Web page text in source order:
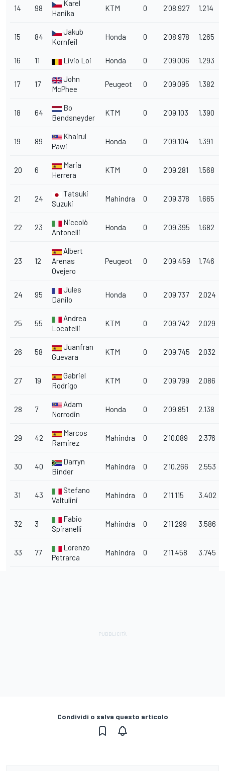
14 98
Karel
Hanika
KTM 0 2'08.927 1.214
15 84
Jakub
Kornfeil
Honda 0 2'08.978 1.265
16 11 Livio Loi Honda 0 2'09.006 1.293
17 17
John
McPhee
Peugeot 0 2'09.095 1.382
18 64
Bo
Bendsneyder
KTM 0 2'09.103 1.390
19 89
Khairul
Pawi
Honda 0 2'09.104 1.391
20 6
Maria
Herrera
KTM 0 2'09.281 1.568
21 24
Tatsuki
Suzuki
Mahindra 0 2'09.378 1.665
22 23
Niccolò
Antonelli
Honda 0 2'09.395 1.682
23 12
Albert
Arenas
Ovejero
Peugeot 0 2'09.459 1.746
24 95
Jules
Danilo
Honda 0 2'09.737 2.024
25 55
Andrea
Locatelli
KTM 0 2'09.742 2.029
26 58
Juanfran
Guevara
KTM 0 2'09.745 2.032
27 19
Gabriel
Rodrigo
KTM 0 2'09.799 2.086
28 7
Adam
Norrodin
Honda 0 2'09.851 2.138
29 42
Marcos
Ramirez
Mahindra 0 2'10.089 2.376
30 40
Darryn
Binder
Mahindra 0 2'10.266 2.553
31 43
Stefano
Valtulini
Mahindra 0 2'11.115 3.402
32 3
Fabio
Spiranelli
Mahindra 0 2'11.299 3.586
33 77
Lorenzo
Petrarca
Mahindra 0 2'11.458 3.745
Condividi o salva questo articolo